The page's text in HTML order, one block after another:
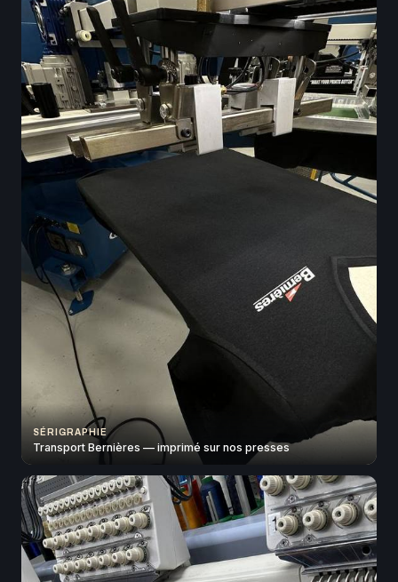
SÉRIGRAPHIE
Transport Bernières — imprimé sur nos presses